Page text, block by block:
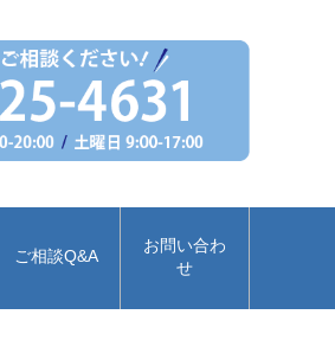
ご相談Q&A
お問い合わ
せ